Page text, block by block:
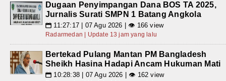
Dugaan Penyimpangan Dana BOS TA 2025,
Jurnalis Surati SMPN 1 Batang Angkola
📅 11:27:17 | 07 Agu 2026 | 👁 166 view
Radarmedan | Update 13 jam yang lalu
Bertekad Pulang Mantan PM Bangladesh
Sheikh Hasina Hadapi Ancam Hukuman Mati
📅 10:28:38 | 07 Agu 2026 | 👁 162 view